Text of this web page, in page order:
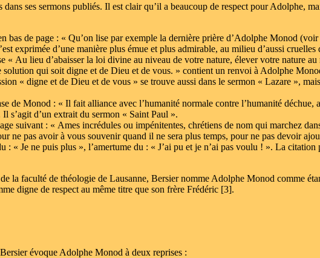
ses sermons publiés. Il est clair qu’il a beaucoup de respect pour Adolphe,
bas de page : « Qu’on lise par exemple la dernière prière d’Adolphe Monod (voir
exprimée d’une manière plus émue et plus admirable, au milieu d’aussi cruelles
« Au lieu d’abaisser la loi divine au niveau de votre nature, élever votre nature au
qui soit digne et de Dieu et de vous. » contient un renvoi à Adolphe
« digne et de Dieu et de vous » se trouve aussi dans le sermon « Lazare »,
de Monod : « Il fait alliance avec l’humanité normale contre l’humanité déchue,
s’agit d’un extrait du sermon « Saint Paul ».
suivant : « Ames incrédules ou impénitentes, chrétiens de nom qui marchez
ne pas avoir à vous souvenir quand il ne sera plus temps, pour ne pas devoir
« Je ne puis plus », l’amertume du : « J’ai pu et je n’ai pas voulu ! ». La citation
la faculté de théologie de Lausanne, Bersier nomme Adolphe Monod comme
digne de respect au même titre que son frère Frédéric [3].
évoque Adolphe Monod à deux reprises :